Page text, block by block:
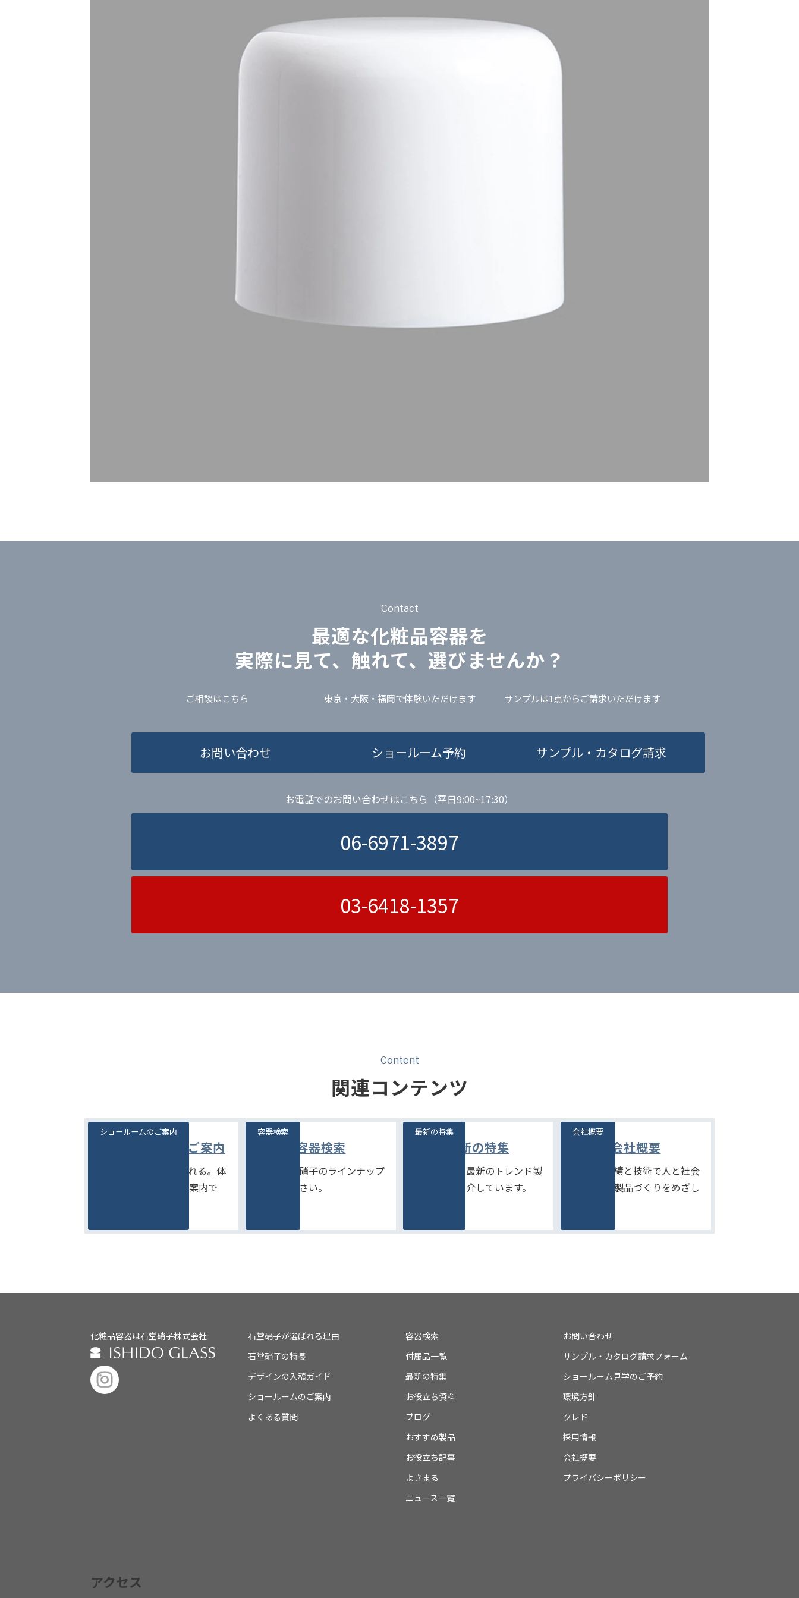
Contact
最適な化粧品容器を
実際に見て、触れて、選びませんか？
ご相談はこちら
お問い合わせ
東京・大阪・福岡で体験いただけます
ショールーム予約
サンプルは1点からご請求いただけます
サンプル・カタログ請求
お電話でのお問い合わせはこちら（平日9:00~17:30）
06-6971-3897
03-6418-1357
Content
関連コンテンツ
ショールームのご案内
見て、触れて、比べられる。体
験型ショールームのご案内で
ショールームのご案内
容器検索
豊富な石堂硝子のラインナップ
をご覧ください。
容器検索
最新の特集
季節商品や、最新のトレンド製
品などをご紹介しています。
最新の特集
会社概要
たしかな実績と技術で人と社会
にやさしい製品づくりをめざし
会社概要
化粧品容器は石堂硝子株式会社
石堂硝子が選ばれる理由
石堂硝子の特長
デザインの入稿ガイド
ショールームのご案内
よくある質問
容器検索
付属品一覧
最新の特集
お役立ち資料
ブログ
おすすめ製品
お役立ち記事
よきまる
ニュース一覧
お問い合わせ
サンプル・カタログ請求フォーム
ショールーム見学のご予約
環境方針
クレド
採用情報
会社概要
プライバシーポリシー
アクセス